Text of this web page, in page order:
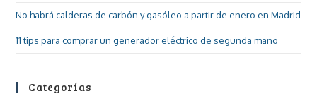
No habrá calderas de carbón y gasóleo a partir de enero en Madrid
11 tips para comprar un generador eléctrico de segunda mano
Categorías